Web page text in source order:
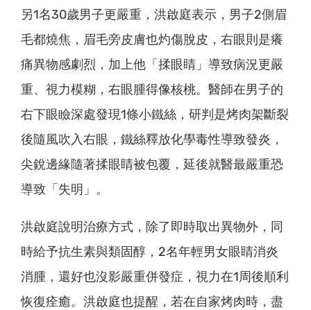
另1名30歲男子更嚴重，洪啟庭表示，男子2側眉
毛都燒焦，眉毛旁皮膚也灼傷脫皮，右眼則是癢
痛異物感劇烈，加上他「揉眼睛」導致病況更嚴
重、視力模糊，右眼腫得像核桃。醫師在男子的
右下眼瞼深處發現1條小鐵絲，研判是烤肉架斷裂
後隨風吹入右眼，鐵絲釋放化學毒性導致發炎，
尖銳邊緣隨著揉眼睛被包覆，延後就醫最嚴重恐
導致「失明」。
洪啟庭說明治療方式，除了即時取出異物外，同
時給予抗生素與類固醇，2名年輕男女眼睛消炎
消腫，還好也沒影嚴重併發症，視力在1周後順利
恢復痊癒。 洪啟庭也提醒，若在自家烤肉時，盡